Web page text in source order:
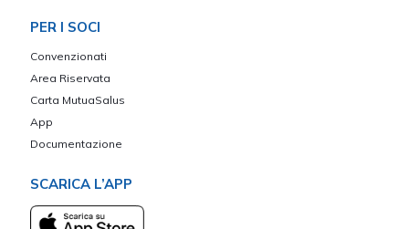
PER I SOCI
Convenzionati
Area Riservata
Carta MutuaSalus
App
Documentazione
SCARICA L’APP